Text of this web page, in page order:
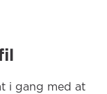
i gang med at